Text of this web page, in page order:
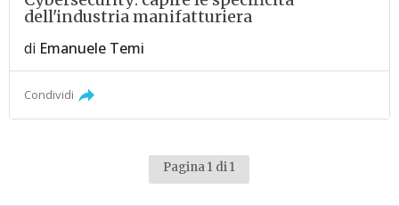
dell'industria manifatturiera
di Emanuele Temi
Condividi
Pagina 1 di 1